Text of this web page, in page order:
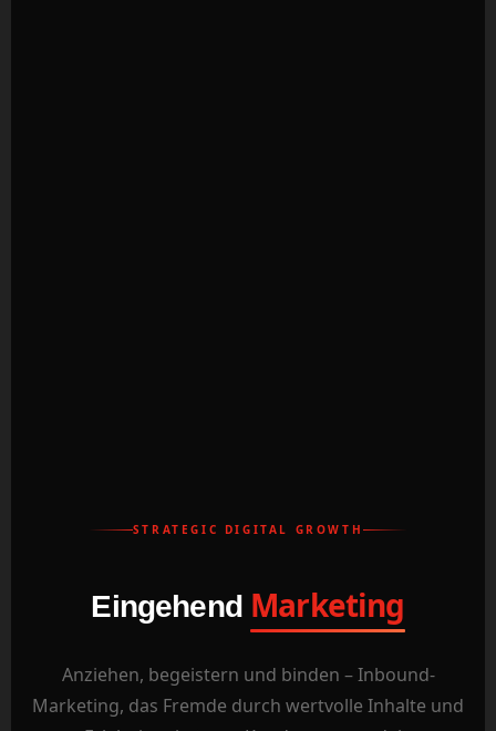
STRATEGIC DIGITAL GROWTH
Eingehend Marketing
Anziehen, begeistern und binden – Inbound-
Marketing, das Fremde durch wertvolle Inhalte und